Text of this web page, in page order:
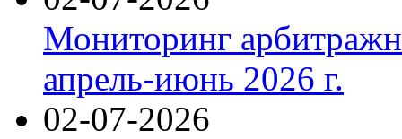
Мониторинг
апрель-июнь 2026 г.
02-07-2026